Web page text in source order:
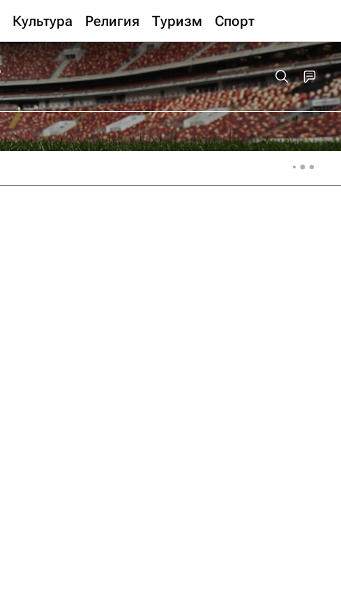
Культура Религия Туризм Спорт